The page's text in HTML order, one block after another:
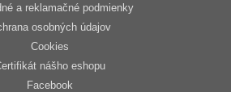
a reklamačné podmienky
osobných údajov
Cookies
nášho eshopu
Facebook